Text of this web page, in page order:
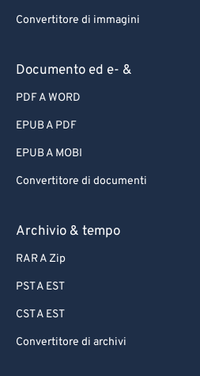
Convertitore di immagini
Documento ed e- &
PDF A WORD
EPUB A PDF
EPUB A MOBI
Convertitore di documenti
Archivio & tempo
RAR A Zip
PST A EST
CST A EST
Convertitore di archivi